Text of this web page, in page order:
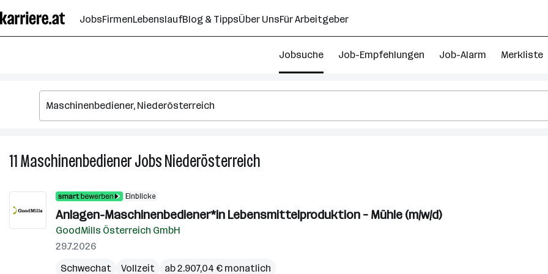
Seiteninhalt
springen
JobsFirmenLebenslaufBlog & TippsÜber UnsFür Arbeitgeber
Jobsuche Job-Empfehlungen Job-Alarm Merkliste
11MaschinenbedienerJobsNiederösterreich
Niederösterreich
Einblicke
Anlagen-Maschinenbediener*in Lebensmittelproduktion – Mühle (m/w/d)
GoodMills Österreich GmbH
29.7.2026
Schwechat
Vollzeit ab 2.907,04 € monatlich